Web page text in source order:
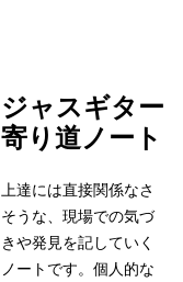
ジャスギター
寄り道ノート
上達には直接関係なさ
そうな、現場での気づ
きや発見を記していく
ノートです。個人的な